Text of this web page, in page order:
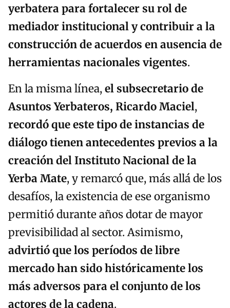
yerbatera para fortalecer su rol de
mediador institucional y contribuir a la
construcción de acuerdos en ausencia de
herramientas nacionales vigentes.
En la misma línea,el subsecretario de
Asuntos Yerbateros, Ricardo Maciel,
recordó que este tipo de instancias de
diálogo tienen antecedentes previos a la
creación del Instituto Nacional de la
Yerba Mate, y remarcó que, más allá de los
desafíos, la existencia de ese organismo
permitió durante años dotar de mayor
previsibilidad al sector. Asimismo,
advirtió que los períodos de libre
mercado han sido históricamente los
más adversos para el conjunto de los
actores de la cadena.